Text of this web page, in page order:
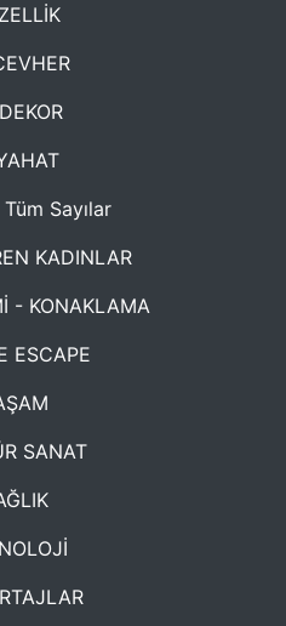
Sayılar
KADINLAR
- KONAKLAMA
ESCAPE
SANAT